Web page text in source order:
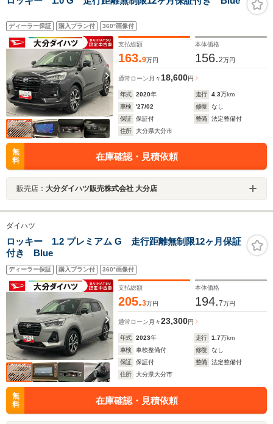
ディーラー保証 購入プラン付 360°画像付
支払総額
163.9万円
本体価格
156.2万円
通常ローン 月々 18,600円
年式 2020年 走行 4.3万km
車検
'27/02 修復
なし
保証
保証付 整備
法定整備付
住所
大分県大分市
無
料
在庫確認・見積依頼
販売店： 大分ダイハツ販売株式会社 大分店
ダイハツ
ロッキー 1.2 プレミアム G 走行距離無制限12ヶ月保証
付き Blue
ディーラー保証 購入プラン付 360°画像付
支払総額
205.3万円
本体価格
194.7万円
通常ローン 月々23,300円
年式 2023年 走行 1.7万km
車検
車検整備付 修復
なし
保証
保証付 整備
法定整備付
住所
大分県大分市
無
料
在庫確認・見積依頼